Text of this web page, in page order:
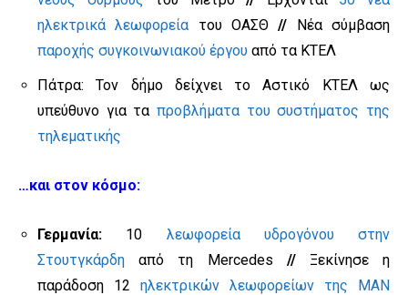
ηλεκτρικά λεωφορεία του ΟΑΣΘ// Νέα σύμβαση
παροχής συγκοινωνιακού έργου από τα ΚΤΕΛ
Πάτρα: Τον δήμο δείχνει το Αστικό ΚΤΕΛ ως
υπεύθυνο για τα προβλήματα του συστήματος της
τηλεματικής
…και στον κόσμο:
Γερμανία: 10 λεωφορεία υδρογόνου στην
Στουτγκάρδη από τη Mercedes // Ξεκίνησε η
παράδοση 12 ηλεκτρικών λεωφορείων της MAN